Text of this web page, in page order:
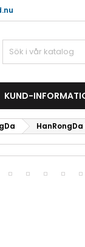
KUND-